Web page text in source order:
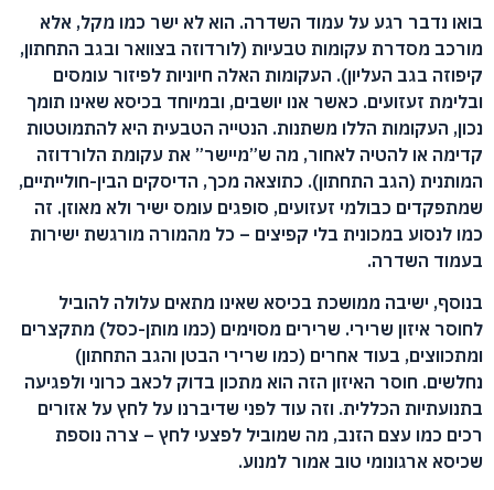
בואו נדבר רגע על עמוד השדרה. הוא לא ישר כמו מקל, אלא
מורכב מסדרת עקומות טבעיות (לורדוזה בצוואר ובגב התחתון,
קיפוזה בגב העליון). העקומות האלה חיוניות לפיזור עומסים
ובלימת זעזועים. כאשר אנו יושבים, ובמיוחד בכיסא שאינו תומך
נכון, העקומות הללו משתנות. הנטייה הטבעית היא להתמוטטות
קדימה או להטיה לאחור, מה ש”מיישר” את עקומת הלורדוזה
המותנית (הגב התחתון). כתוצאה מכך, הדיסקים הבין-חולייתיים,
שמתפקדים כבולמי זעזועים, סופגים עומס ישיר ולא מאוזן. זה
כמו לנסוע במכונית בלי קפיצים – כל מהמורה מורגשת ישירות
בעמוד השדרה.
בנוסף, ישיבה ממושכת בכיסא שאינו מתאים עלולה להוביל
לחוסר איזון שרירי. שרירים מסוימים (כמו מותן-כסל) מתקצרים
ומתכווצים, בעוד אחרים (כמו שרירי הבטן והגב התחתון)
נחלשים. חוסר האיזון הזה הוא מתכון בדוק לכאב כרוני ולפגיעה
בתנועתיות הכללית. וזה עוד לפני שדיברנו על לחץ על אזורים
רכים כמו עצם הזנב, מה שמוביל לפצעי לחץ – צרה נוספת
שכיסא ארגונומי טוב אמור למנוע.